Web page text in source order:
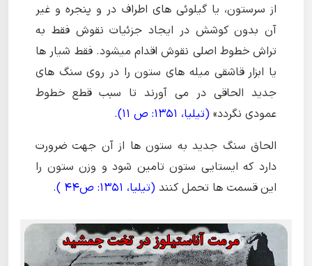
از سرستون، یا گیلوئی های اطراف در و پنجره و غیر
آن بدون کوشش در ایجاد جزئیات نقوش فقط به
تراش خطوط اصلی نقوش اقدام میشود. فقط شیار ها
یا ابزار قاشقی میله های ستون را در روی سنگ های
جدید الحاقی در می آورند تا سبب قطع خطوط
عمودی نگردد» (تیلیا، 1351: ص 11)
.
الحاق سنگ جدید به ستون ها از آن جهت ضرورت
دارد که ایستایی ستون تامین شود و وزن ستون را
این قسمت ها تحمل کنند (تیلیا، 1351: ص44 ) .